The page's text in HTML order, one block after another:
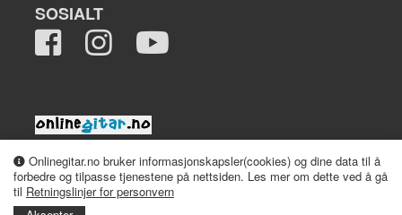
Onlinegitar.no bruker informasjonskapsler(cookies) og dine data til å
forbedre og tilpasse tjenestene på nettsiden. Les mer om dette ved å gå
til Retningslinjer for personvern
SOSIALT
2008-2026 onlinegitar.no